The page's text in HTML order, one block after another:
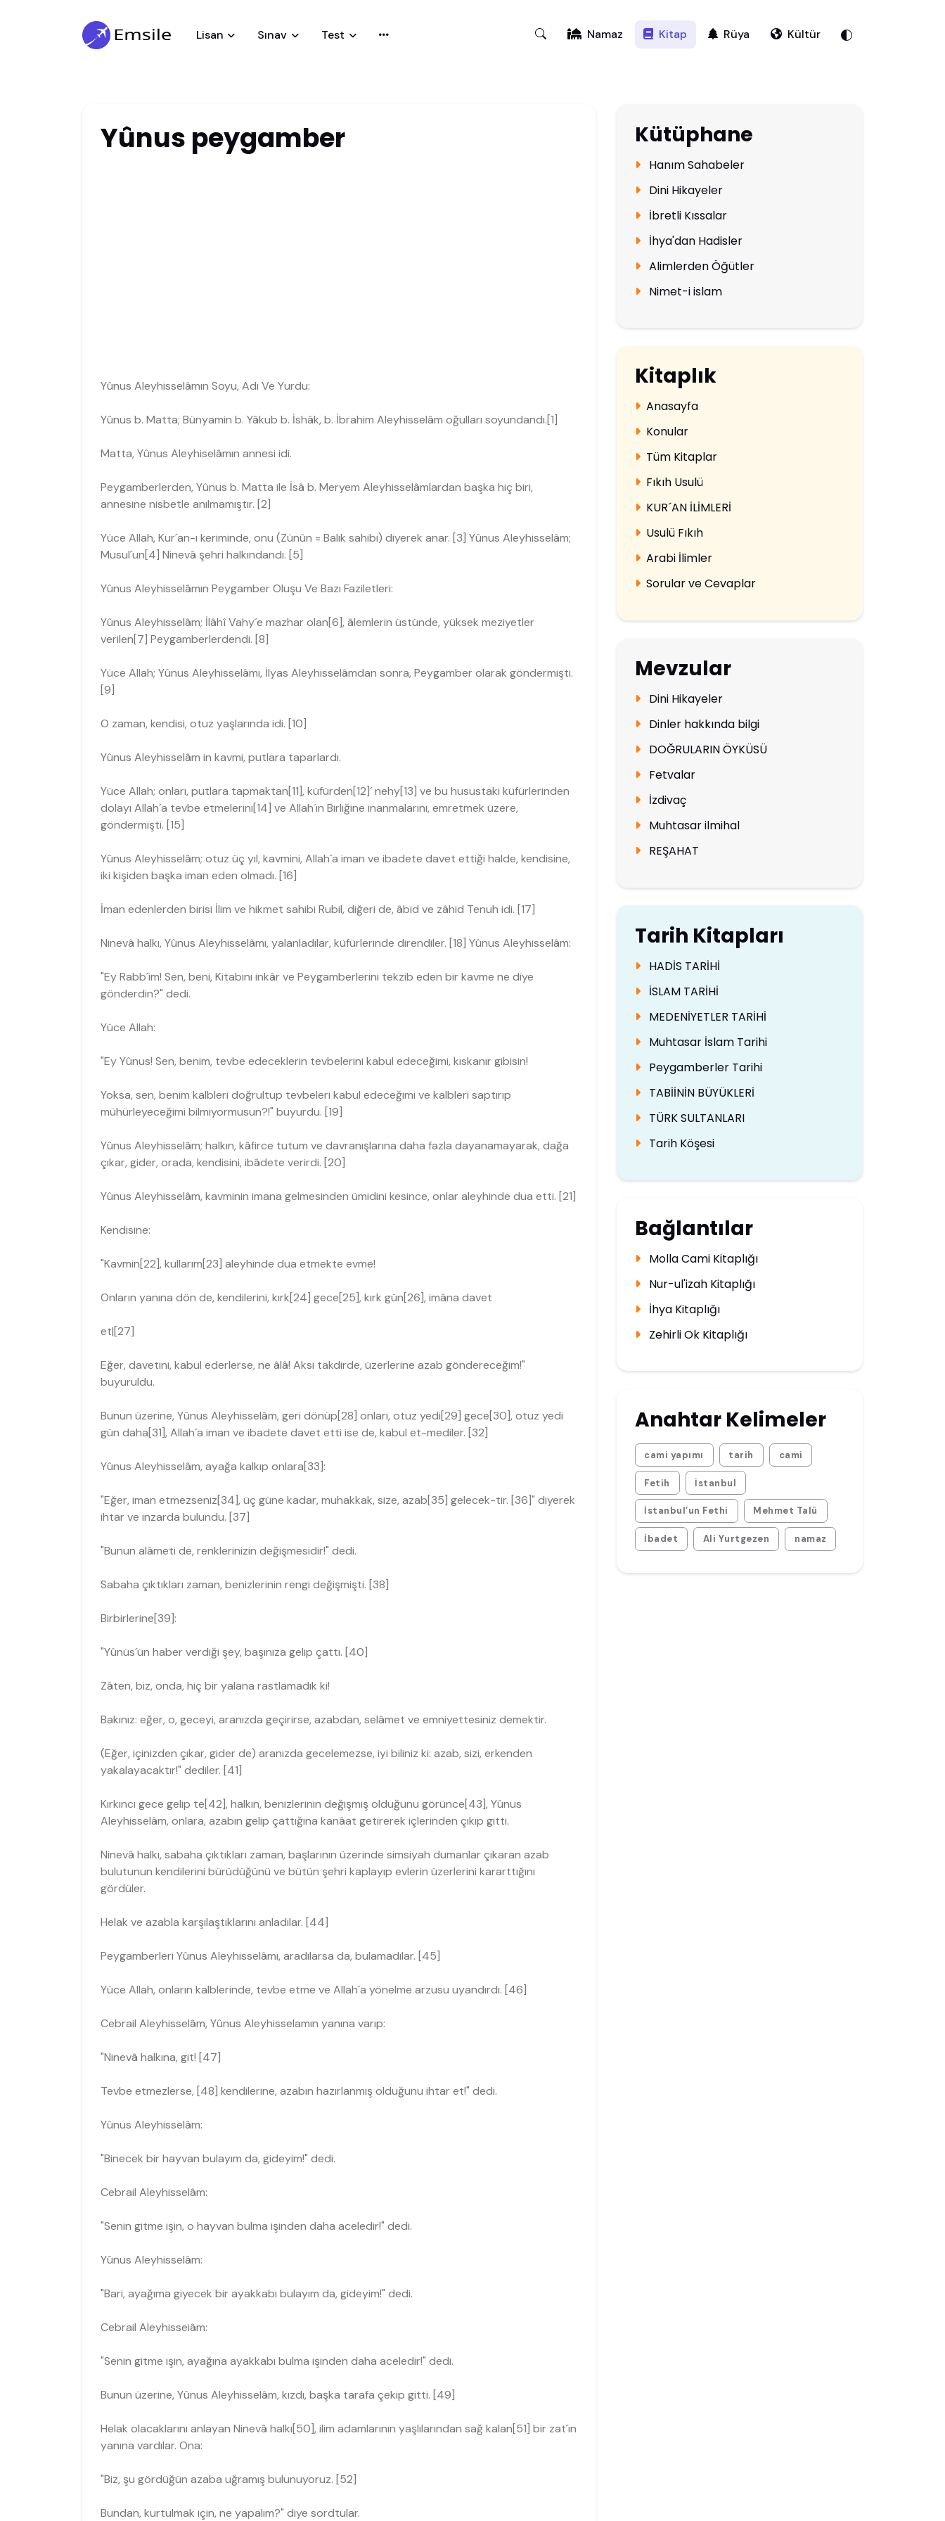
Lisan Sınav Test Namaz Kitap Rüya Kültür
Yûnus peygamber
Yûnus Aleyhisselâmın Soyu, Adı Ve Yurdu:
Yûnus b. Matta; Bünyamin b. Yâkub b. İshâk, b. İbrahim Aleyhisselâm oğulla­rı soyundandı.[1]
Matta, Yûnus Aleyhiselâmın annesi idi.
Peygamberlerden, Yûnus b. Matta ile İsâ b. Meryem Aleyhisselâmlardan baş­ka hiç biri,
annesine nisbetle anılmamıştır. [2]
Yüce Allah, Kur´an-ı keriminde, onu (Zünûn = Balık sahibi) diyerek anar. [3] Yûnus Aleyhisselâm;
Musul´un[4] Ninevâ şehri halkındandı. [5]
Yûnus Aleyhisselâmın Peygamber Oluşu Ve Bazı Faziletleri:
Yûnus Aleyhisselâm; İlâhî Vahy´e mazhar olan[6], âlemlerin üstünde, yüksek me­ziyetler
verilen[7] Peygamberlerdendi. [8]
Yüce Allah; Yûnus Aleyhisselâmı, İlyas Aleyhisselâmdan sonra, Peygamber olarak göndermişti.
[9]
O zaman, kendisi, otuz yaşlarında idi. [10]
Yûnus Aleyhisselâm in kavmi, putlara taparlardı.
Yüce Allah; onları, putlara tapmaktan[11], küfürden[12]´ nehy[13] ve bu husustaki küfürlerinden
dolayı Allah´a tevbe etmelerini[14] ve Allah´ın Birliğine inanmala­rını, emretmek üzere,
göndermişti. [15]
Yûnus Aleyhisselâm; otuz üç yıl, kavmini, Allah´a iman ve ibadete davet ettiği halde, kendisine,
iki kişiden başka iman eden olmadı. [16]
İman edenlerden birisi İlim ve hikmet sahibi Rubil, diğeri de, âbid ve zâhid Tenuh idi. [17]
Ninevâ halkı, Yûnus Aleyhisselâmı, yalanladılar, küfürlerinde direndiler. [18] Yûnus Aleyhisselâm:
"Ey Rabb´im! Sen, beni, Kitabını inkâr ve Peygamberlerini tekzib eden bir kav­me ne diye
gönderdin?" dedi.
Yüce Allah:
"Ey Yûnus! Sen, benim, tevbe edeceklerin tevbelerini kabul edeceğimi, kıs­kanır gibisin!
Yoksa, sen, benim kalbleri doğrultup tevbeleri kabul edeceğimi ve kalbleri sap­tırıp
mühürleyeceğimi bilmiyormusun?!" buyurdu. [19]
Yûnus Aleyhisselâm; halkın, kâfirce tutum ve davranışlarına daha fazla daya­namayarak, dağa
çıkar, gider, orada, kendisini, ibâdete verirdi. [20]
Yûnus Aleyhisselâm, kavminin imana gelmesinden ümidini kesince, onlar aley­hinde dua etti. [21]
Kendisine:
"Kavmin[22], kullarım[23] aleyhinde dua etmekte evme!
Onların yanına dön de, kendilerini, kırk[24] gece[25], kırk gün[26], imâna davet
et|[27]
Eğer, davetini, kabul ederlerse, ne âlâ! Aksi takdirde, üzerlerine azab gönde­receğim!"
buyuruldu.
Bunun üzerine, Yûnus Aleyhisselâm, geri dönüp[28] onları, otuz yedi[29] gece[30], otuz yedi
gün daha[31], Allah´a iman ve ibadete davet etti ise de, kabul et-mediler. [32]
Yûnus Aleyhisselâm, ayağa kalkıp onlara[33]:
"Eğer, iman etmezseniz[34], üç güne kadar, muhakkak, size, azab[35] gelecek-tir. [36]" diyerek
ihtar ve inzarda bulundu. [37]
"Bunun alâmeti de, renklerinizin değişmesidir!" dedi.
Sabaha çıktıkları zaman, benizlerinin rengi değişmişti. [38]
Birbirlerine[39]:
"Yûnüs´ün haber verdiği şey, başınıza gelip çattı. [40]
Zâten, biz, onda, hiç bir yalana rastlamadık ki!
Bakınız: eğer, o, geceyi, aranızda geçirirse, azabdan, selâmet ve emniyettesi­niz demektir.
(Eğer, içinizden çıkar, gider de) aranızda gecelemezse, iyi biliniz ki: azab, sizi, erkenden
yakalayacaktır!" dediler. [41]
Kırkıncı gece gelip te[42], halkın, benizlerinin değişmiş olduğunu görünce[43], Yûnus
Aleyhisselâm, onlara, azabın gelip çattığına kanâat getirerek içlerinden çıkıp gitti.
Ninevâ halkı, sabaha çıktıkları zaman, başlarının üzerinde simsiyah dumanlar çıkaran azab
bulutunun kendilerini bürüdüğünü ve bütün şehri kaplayıp evlerin üzerlerini kararttığını
gördüler.
Helak ve azabla karşılaştıklarını anladılar. [44]
Peygamberleri Yûnus Aleyhisselâmı, aradılarsa da, bulamadılar. [45]
Yüce Allah, onların kalblerinde, tevbe etme ve Allah´a yönelme arzusu uyandırdı. [46]
Cebrail Aleyhisselâm, Yûnus Aleyhisselamın yanına varıp:
"Ninevâ halkına, git! [47]
Tevbe etmezlerse, [48] kendilerine, azabın hazırlanmış olduğunu ihtar et!" dedi.
Yûnus Aleyhisselâm:
"Binecek bir hayvan bulayım da, gideyim!" dedi.
Cebrail Aleyhisselâm:
"Senin gitme işin, o hayvan bulma işinden daha aceledir!" dedi.
Yûnus Aleyhisselâm:
"Bari, ayağıma giyecek bir ayakkabı bulayım da, gideyim!" dedi.
Cebrail Aleyhisseiâm:
"Senin gitme işin, ayağına ayakkabı bulma işinden daha aceledir!" dedi.
Bunun üzerine, Yûnus Aleyhisselâm, kızdı, başka tarafa çekip gitti. [49]
Helak olacaklarını anlayan Ninevâ halkı[50], ilim adamlarının yaşlılarından sağ kalan[51] bir zat´ın
yanına vardılar. Ona:
"Biz, şu gördüğün azaba uğramış bulunuyoruz. [52]
Bundan, kurtulmak için, ne yapalım?" diye sordtular.
Kütüphane
Hanım Sahabeler
Dini Hikayeler
İbretli Kıssalar
İhya'dan Hadisler
Alimlerden Öğütler
Nimet-i islam
Kitaplık
Anasayfa
Konular
Tüm Kitaplar
Fıkıh Usulü
KUR´AN İLİMLERİ
Usulü Fıkıh
Arabi İlimler
Sorular ve Cevaplar
Mevzular
Dini Hikayeler
Dinler hakkında bilgi
DOĞRULARIN ÖYKÜSÜ
Fetvalar
İzdivaç
Muhtasar ilmihal
REŞAHAT
Tarih Kitapları
HADİS TARİHİ
İSLAM TARİHİ
MEDENİYETLER TARİHİ
Muhtasar İslam Tarihi
Peygamberler Tarihi
TABİİNİN BÜYÜKLERİ
TÜRK SULTANLARI
Tarih Köşesi
Bağlantılar
Molla Cami Kitaplığı
Nur-ul'izah Kitaplığı
İhya Kitaplığı
Zehirli Ok Kitaplığı
Anahtar Kelimeler
cami yapımı tarih cami
Fetih İstanbul
İstanbul’un Fethi Mehmet Talü
İbadet Ali Yurtgezen namaz